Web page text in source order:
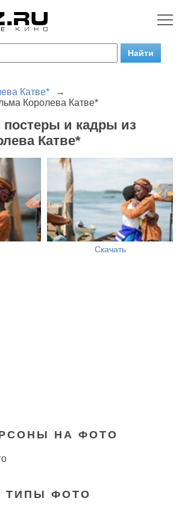
Катве*
→
Королева Катве*
и кадры из
Катве*
Скачать
НА ФОТО
ТИПЫ ФОТО